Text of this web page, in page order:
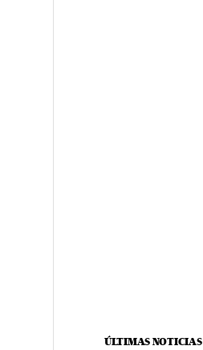
ÚLTIMAS NOTICIAS